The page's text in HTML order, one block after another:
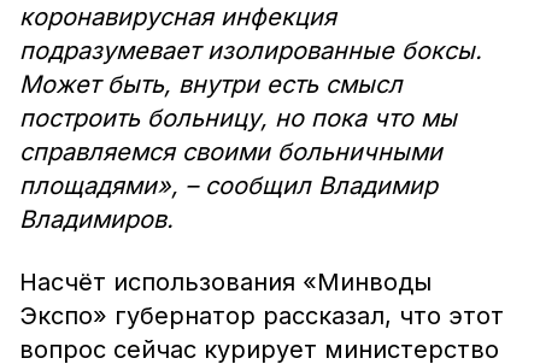
коронавирусная инфекция
подразумевает изолированные боксы.
Может быть, внутри есть смысл
построить больницу, но пока что мы
справляемся своими больничными
площадями», – сообщил Владимир
Владимиров.
Насчёт использования «Минводы
Экспо» губернатор рассказал, что этот
вопрос сейчас курирует министерство